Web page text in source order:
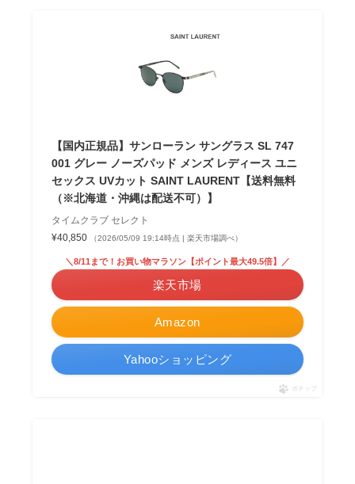
【国内正規品】サンローラン サングラス SL 747
001 グレー ノーズパッド メンズ レディース ユニ
セックス UVカット SAINT LAURENT【送料無料
（※北海道・沖縄は配送不可）】
タイムクラブ セレクト
¥40,850
（2026/05/09 19:14時点 | 楽天市場調べ）
Amazon
＼8/11まで！お買い物マラソン【ポイント最大49.5倍】／
楽天市場
Yahooショッピング
ポチップ